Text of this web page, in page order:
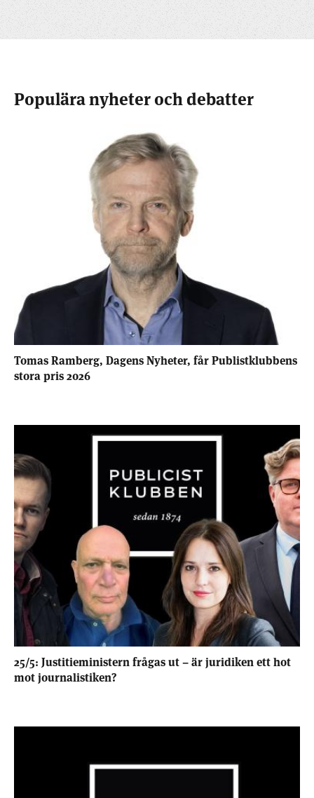
Populära nyheter och debatter
Tomas Ramberg, Dagens Nyheter, får Publistklubbens
stora pris 2026
25/5: Justitieministern frågas ut – är juridiken ett hot
mot journalistiken?